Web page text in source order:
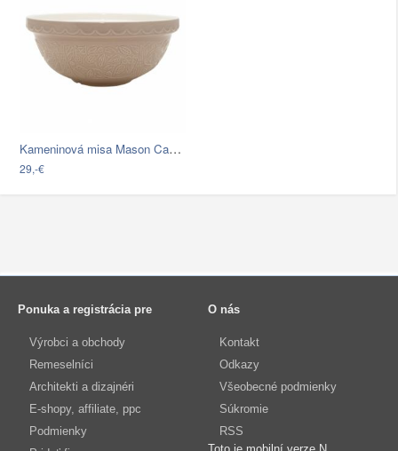
Kameninová misa Mason Cash In The…
29,-€
Ponuka a registrácia pre
Výrobci a obchody
Remeselníci
Architekti a dizajnéri
E-shopy, affiliate, ppc
Podmienky
O nás
Kontakt
Odkazy
Všeobecné podmienky
Súkromie
RSS